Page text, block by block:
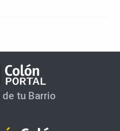
tu Barrio